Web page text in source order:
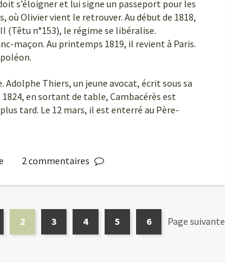
s’éloigner et lui signe un passeport pour les
où Olivier vient le retrouver. Au début de 1818,
(Têtu n°153), le régime se libéralise.
maçon. Au printemps 1819, il revient à Paris.
Thiers, un jeune avocat, écrit sous sa
en sortant de table, Cambacérès est
tard. Le 12 mars, il est enterré au Père-
2 commentaires
2 3 4 5 6 Page suivante